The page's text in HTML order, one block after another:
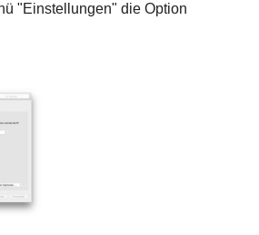
"Einstellungen" die Option